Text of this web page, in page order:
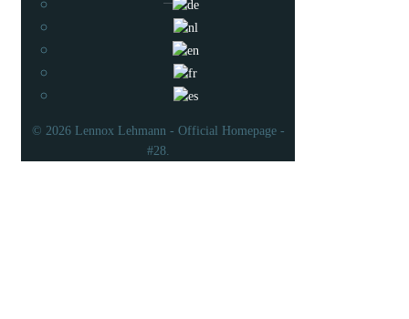
© 2026 Lennox Lehmann - Official Homepage -
#28.